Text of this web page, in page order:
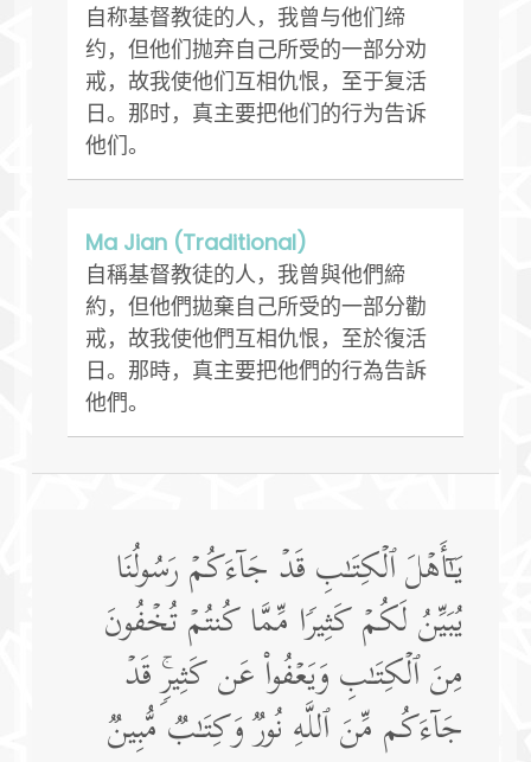
自称基督教徒的人，我曾与他们缔
约，但他们抛弃自己所受的一部分劝
戒，故我使他们互相仇恨，至于复活
日。那时，真主要把他们的行为告诉
他们。
Ma Jian (Traditional)
自稱基督教徒的人，我曾與他們締
約，但他們拋棄自己所受的一部分勸
戒，故我使他們互相仇恨，至於復活
日。那時，真主要把他們的行為告訴
他們。
یَـٰۤأَهۡلَ ٱلۡكِتَـٰبِ قَدۡ جَاۤءَكُمۡ رَسُولُنَا
یُبَیِّنُ لَكُمۡ كَثِیرࣰا مِّمَّا كُنتُمۡ تُخۡفُونَ
مِنَ ٱلۡكِتَـٰبِ وَیَعۡفُوا۟ عَن كَثِیرࣲۚ قَدۡ
جَاۤءَكُم مِّنَ ٱللَّهِ نُورࣱ وَكِتَـٰبࣱ مُّبِینࣱ